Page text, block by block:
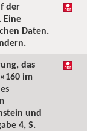
der
Eine
Daten.
das
im
und
4, S.